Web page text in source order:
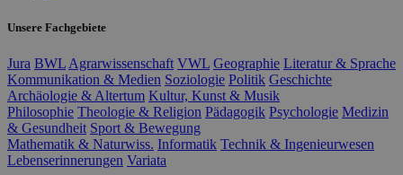
Unsere Fachgebiete
Jura BWL Agrarwissenschaft VWL Geographie Literatur & Sprache
Kommunikation & Medien Soziologie Politik Geschichte
Archäologie & Altertum Kultur, Kunst & Musik
Philosophie Theologie & Religion Pädagogik Psychologie Medizin
& Gesundheit Sport & Bewegung
Mathematik & Naturwiss. Informatik Technik & Ingenieurwesen
Lebenserinnerungen Variata